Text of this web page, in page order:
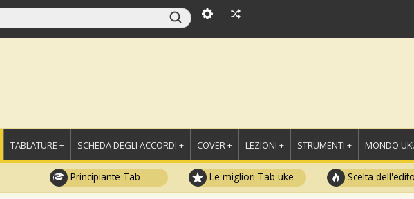
TABLATURE + SCHEDA DEGLI ACCORDI + COVER + LEZIONI + STRUMENTI + MONDO
Principiante Tab Le migliori Tab uke Scelta